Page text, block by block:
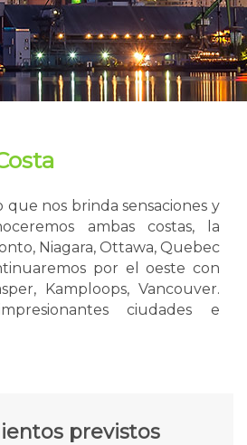
que nos brinda sensaciones y
ambas costas, la
Niagara, Ottawa, Quebec
por el oeste con
Kamploops, Vancouver.
ciudades e
previstos